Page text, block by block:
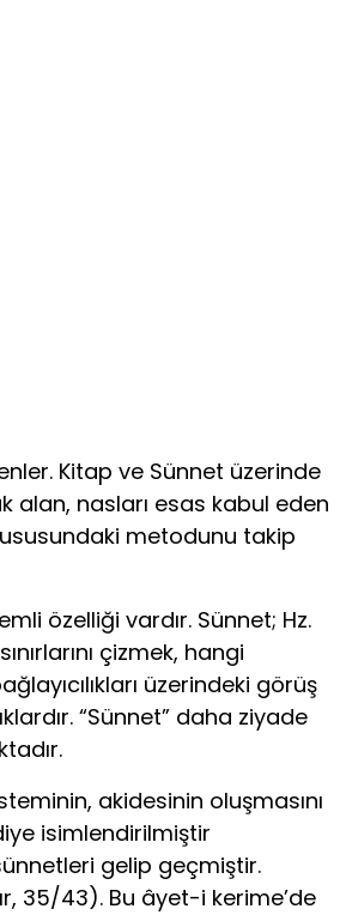
Kitap ve Sünnet üzerinde
alan, nasları esas kabul eden
metodunu takip
özelliği vardır. Sünnet; Hz.
çizmek, hangi
üzerindeki görüş
“Sünnet” daha ziyade
akidesinin oluşmasını
isimlendirilmiştir
gelip geçmiştir.
35/43). Bu âyet-i kerime’de